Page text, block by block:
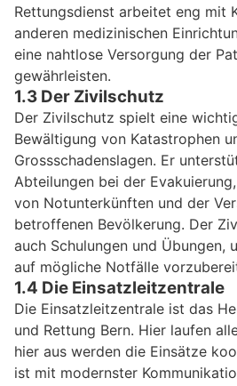
Rettungsdienst arbeitet eng mit
anderen medizinischen
eine nahtlose Versorgung der
gewährleisten.
1.3 Der Zivilschutz
Der Zivilschutz spielt eine
Bewältigung von Katastrophen
Grossschadenslagen. Er
Abteilungen bei der
von Notunterkünften und der
betroffenen Bevölkerung. Der
auch Schulungen und Übungen,
auf mögliche Notfälle
1.4 Die Einsatzleitzentrale
Die Einsatzleitzentrale ist das
und Rettung Bern. Hier laufen
hier aus werden die Einsätze
ist mit modernster